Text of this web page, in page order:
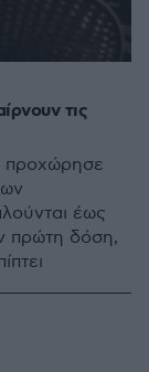
τις
προχώρησε
έως
πρώτη δόση,